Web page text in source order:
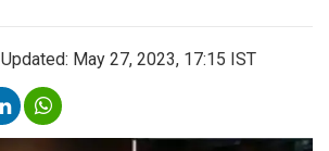
Updated: May 27, 2023, 17:15 IST